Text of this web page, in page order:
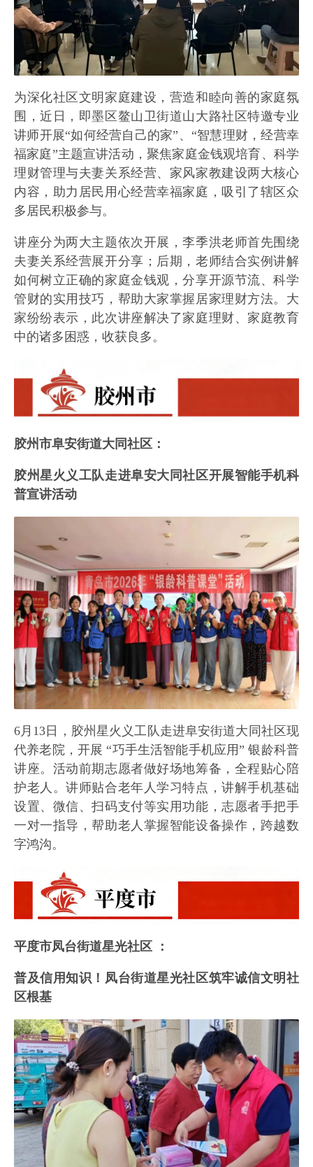
为深化社区文明家庭建设，营造和睦向善的家庭氛
围，近日，即墨区鳌山卫街道山大路社区特邀专业
讲师开展“如何经营自己的家”、“智慧理财，经营幸
福家庭”主题宣讲活动，聚焦家庭金钱观培育、科学
理财管理与夫妻关系经营、家风家教建设两大核心
内容，助力居民用心经营幸福家庭，吸引了辖区众
多居民积极参与。
讲座分为两大主题依次开展，李季洪老师首先围绕
夫妻关系经营展开分享；后期，老师结合实例讲解
如何树立正确的家庭金钱观，分享开源节流、科学
管财的实用技巧，帮助大家掌握居家理财方法。大
家纷纷表示，此次讲座解决了家庭理财、家庭教育
中的诸多困惑，收获良多。
胶州市阜安街道大同社区：
胶州星火义工队走进阜安大同社区开展智能手机科
普宣讲活动
6月13日，胶州星火义工队走进阜安街道大同社区现
代养老院，开展 “巧手生活智能手机应用” 银龄科普
讲座。活动前期志愿者做好场地筹备，全程贴心陪
护老人。讲师贴合老年人学习特点，讲解手机基础
设置、微信、扫码支付等实用功能，志愿者手把手
一对一指导，帮助老人掌握智能设备操作，跨越数
字鸿沟。
平度市凤台街道星光社区 ：
普及信用知识！凤台街道星光社区筑牢诚信文明社
区根基